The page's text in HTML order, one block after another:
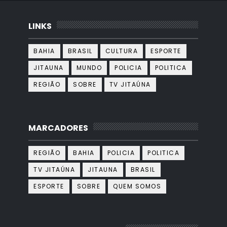
LINKS
BAHIA BRASIL CULTURA
ESPORTE
JITAUNA
MUNDO POLICIA
POLITICA
REGIÃO
SOBRE TV JITAÚNA
MARCADORES
REGIÃO BAHIA POLICIA
POLITICA
TV JITAÚNA
JITAUNA
BRASIL
ESPORTE
SOBRE QUEM SOMOS